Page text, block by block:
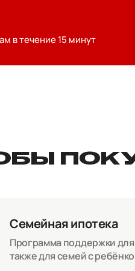
в течение 15 минут
Семейная ипотека
Программа поддержки
также для семей с